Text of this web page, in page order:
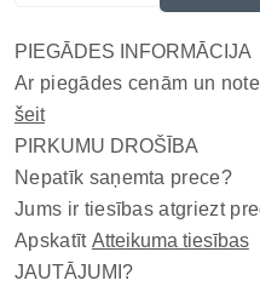
PIEGĀDES INFORMĀCIJA
Ar piegādes cenām un
šeit
PIRKUMU DROŠĪBA
Nepatīk saņemta prece?
Jums ir tiesības atgriezt
Apskatīt Atteikuma tiesības
JAUTĀJUMI?